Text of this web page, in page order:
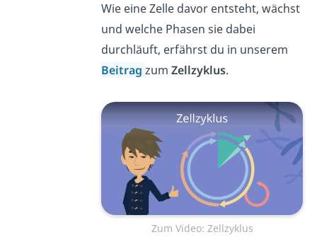
Wie eine Zelle davor entsteht, wächst
und welche Phasen sie dabei
durchläuft, erfährst du in unserem
BeitragzumZellzyklus.
Zum Video: Zellzyklus